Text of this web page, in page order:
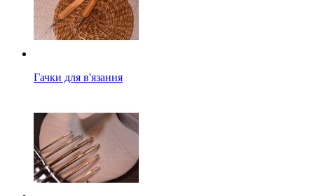
Гачки для в'язання